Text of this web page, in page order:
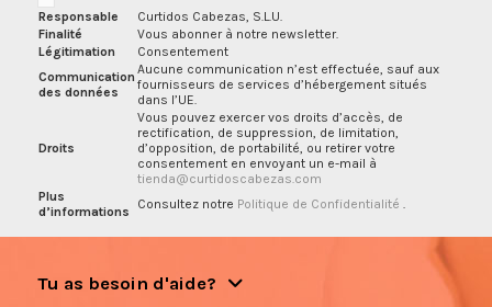
Responsable
Curtidos Cabezas, S.L.U.
Finalité
Vous abonner à notre newsletter.
Légitimation
Consentement
Communication
des données
Aucune communication n’est effectuée, sauf aux
fournisseurs de services d’hébergement situés
dans l’UE.
Droits
Vous pouvez exercer vos droits d’accès, de
rectification, de suppression, de limitation,
d’opposition, de portabilité, ou retirer votre
consentement en envoyant un e-mail à
tienda@curtidoscabezas.com
Plus
d’informations
Consultez notre Politique de Confidentialité
Tu as besoin d'aide?